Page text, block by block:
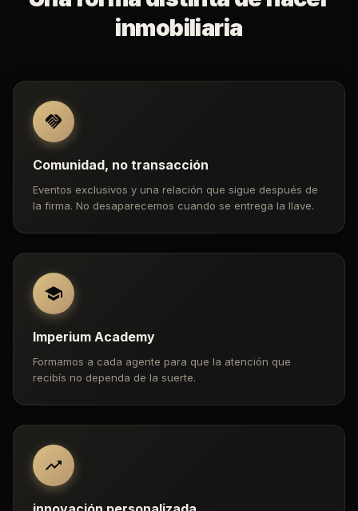
inmobiliaria
Comunidad, no transacción
Eventos exclusivos y una relación que sigue después de
la firma. No desaparecemos cuando se entrega la llave.
Imperium Academy
Formamos a cada agente para que la atención que
recibís no dependa de la suerte.